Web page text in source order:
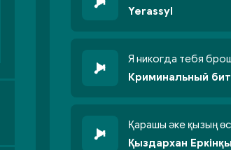
Yerassyl
Криминальный бит